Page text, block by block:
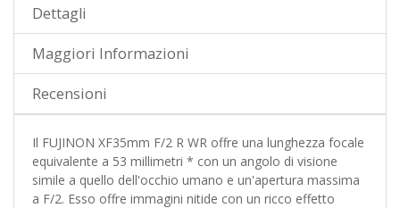
Dettagli
Maggiori Informazioni
Recensioni
Il FUJINON XF35mm F/2 R WR offre una lunghezza focale
equivalente a 53 millimetri * con un angolo di visione
simile a quello dell'occhio umano e un'apertura massima
a F/2. Esso offre immagini nitide con un ricco effetto